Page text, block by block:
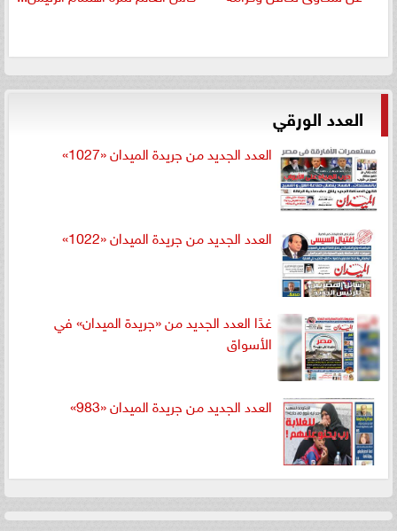
العدد الورقي
العدد الجديد من جريدة الميدان «1027»
العدد الجديد من جريدة الميدان «1022»
غدًا العدد الجديد من «جريدة الميدان» في
الأسواق
العدد الجديد من جريدة الميدان «983»